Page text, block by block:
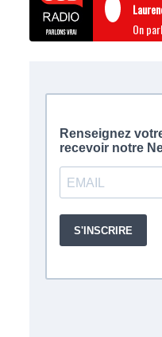
On